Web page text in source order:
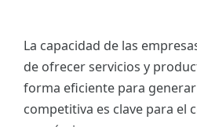
La capacidad de las
de ofrecer servicios y
forma eficiente para
competitiva es clave para el